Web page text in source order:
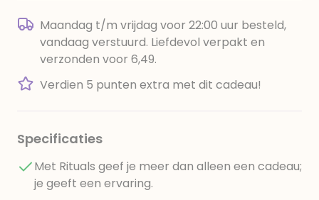
Maandag t/m vrijdag voor 22:00 uur besteld,
vandaag verstuurd. Liefdevol verpakt en
verzonden voor 6,49.
Verdien 5 punten extra met dit cadeau!
Specificaties
Met Rituals geef je meer dan alleen een cadeau;
je geeft een ervaring.